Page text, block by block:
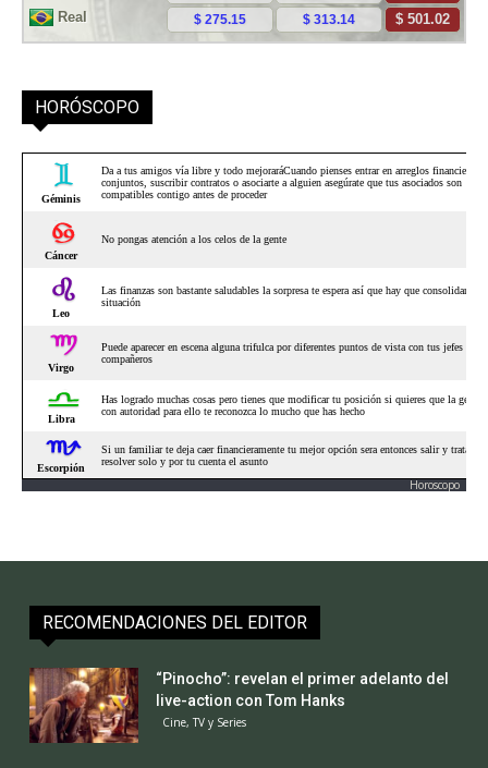
HORÓSCOPO
Horoscopo
RECOMENDACIONES DEL EDITOR
“Pinocho”: revelan el primer adelanto del
live-action con Tom Hanks
Cine, TV y Series